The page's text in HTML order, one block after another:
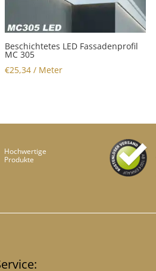
Beschichtetes LED Fassadenprofil
MC 305
€25,34/ Meter
Hochwertige
Produkte